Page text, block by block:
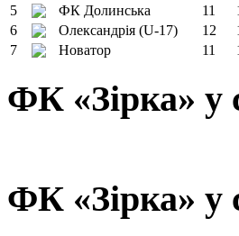
5
ФК Долинська 11
6
Олександрія (U-17) 12
7
Новатор 11
ФК «Зірка» у
ФК «Зірка» у